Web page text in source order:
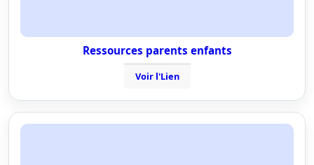
Ressources parents enfants
Voir l'Lien